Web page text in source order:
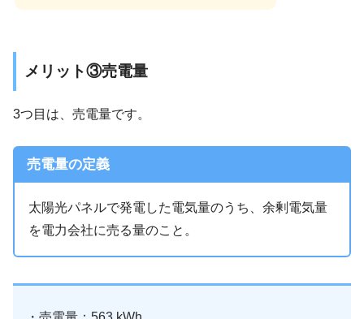
メリット③売電量
3つ目は、売電量です。
売電量の定義
太陽光パネルで発電した電気量のうち、余剰電気量
を電力会社に売る量のこと。